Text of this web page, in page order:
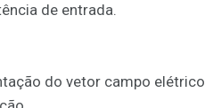
de entrada.
do vetor campo elétrico